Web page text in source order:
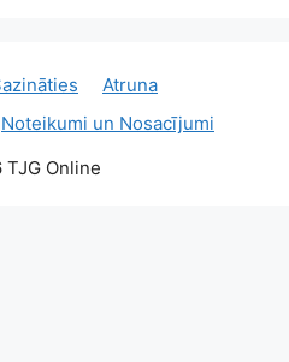
Atruna
Noteikumi un Nosacījumi
Online